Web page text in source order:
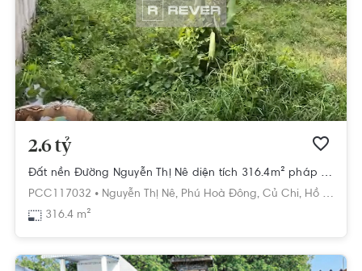
2.6 tỷ
Đất nền Đường Nguyễn Thị Nê diện tích 316.4m² pháp lý sổ hồng.
PCC117032 • Nguyễn Thị Nê, Phú Hoà Đông, Củ Chi, Hồ Chí Minh
316.4 m²